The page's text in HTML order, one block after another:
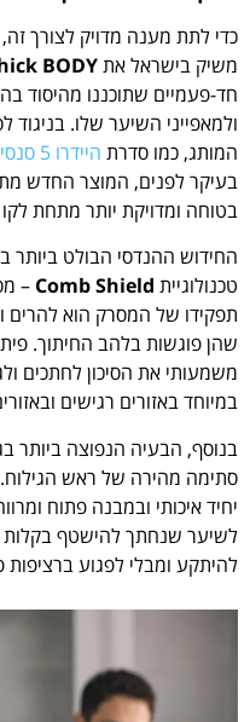
משיק בישראל אתBODY
חד-פעמיים שתוכננו מהיסוד
ולמאפייני השיער שלו.
המותג, כמו סדרת היידרו 5 סנסיטיב באתר סופר-פארם
בעיקר לפנים, המוצר החדש
בטוחה ומדויקת יותר מתחת לקו
טכנולוגיית Comb Shield
–
תפקידו של המסרק הוא להרים
שהן פוגשות בלהב החיתוך.
משמעותי את הסיכון לחתכים
במיוחד באזורים רגישים
בנוסף, הבעיה הנפוצה ביותר
סתימה מהירה של ראש הגילוח.
יחיד איכותי ובמבנה פתוח
לשיער שנחתך להישטף בקלות
להיתקע ומבלי לפגוע ברציפות